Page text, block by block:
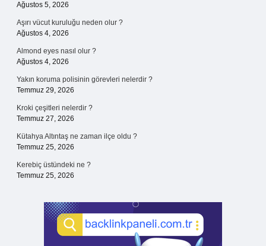
Ağustos 5, 2026
Aşırı vücut kuruluğu neden olur ?
Ağustos 4, 2026
Almond eyes nasıl olur ?
Ağustos 4, 2026
Yakın koruma polisinin görevleri nelerdir ?
Temmuz 29, 2026
Kroki çeşitleri nelerdir ?
Temmuz 27, 2026
Kütahya Altıntaş ne zaman ilçe oldu ?
Temmuz 25, 2026
Kerebiç üstündeki ne ?
Temmuz 25, 2026